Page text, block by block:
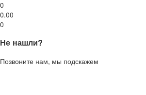
0
0.00
0
Не нашли?
Позвоните нам, мы подскажем